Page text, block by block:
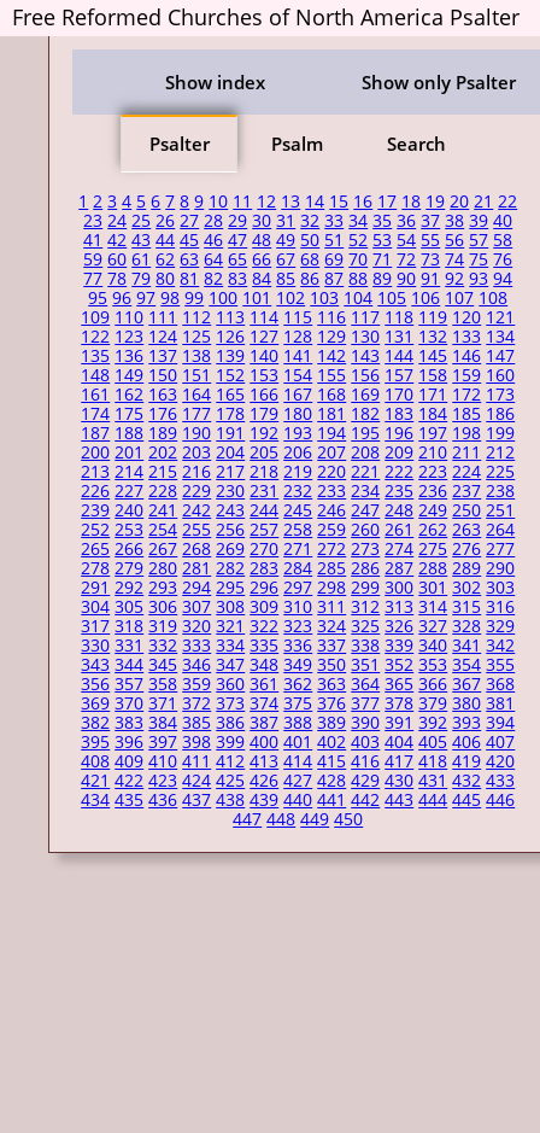
Free Reformed Churches of North America Psalter
Show index Show only Psalter
Psalter Psalm Search
1 2 3 4 5 6 7 8 9 10 11 12 13 14 15 16 17 18 19 20 21 22
23 24 25 26 27 28 29 30 31 32 33 34 35 36 37 38 39 40
41 42 43 44 45 46 47 48 49 50 51 52 53 54 55 56 57 58
59 60 61 62 63 64 65 66 67 68 69 70 71 72 73 74 75 76
77 78 79 80 81 82 83 84 85 86 87 88 89 90 91 92 93 94
95 96 97 98 99 100 101 102 103 104 105 106 107 108
109 110 111 112 113 114 115 116 117 118 119 120 121
122 123 124 125 126 127 128 129 130 131 132 133 134
135 136 137 138 139 140 141 142 143 144 145 146 147
148 149 150 151 152 153 154 155 156 157 158 159 160
161 162 163 164 165 166 167 168 169 170 171 172 173
174 175 176 177 178 179 180 181 182 183 184 185 186
187 188 189 190 191 192 193 194 195 196 197 198 199
200 201 202 203 204 205 206 207 208 209 210 211 212
213 214 215 216 217 218 219 220 221 222 223 224 225
226 227 228 229 230 231 232 233 234 235 236 237 238
239 240 241 242 243 244 245 246 247 248 249 250 251
252 253 254 255 256 257 258 259 260 261 262 263 264
265 266 267 268 269 270 271 272 273 274 275 276 277
278 279 280 281 282 283 284 285 286 287 288 289 290
291 292 293 294 295 296 297 298 299 300 301 302 303
304 305 306 307 308 309 310 311 312 313 314 315 316
317 318 319 320 321 322 323 324 325 326 327 328 329
330 331 332 333 334 335 336 337 338 339 340 341 342
343 344 345 346 347 348 349 350 351 352 353 354 355
356 357 358 359 360 361 362 363 364 365 366 367 368
369 370 371 372 373 374 375 376 377 378 379 380 381
382 383 384 385 386 387 388 389 390 391 392 393 394
395 396 397 398 399 400 401 402 403 404 405 406 407
408 409 410 411 412 413 414 415 416 417 418 419 420
421 422 423 424 425 426 427 428 429 430 431 432 433
434 435 436 437 438 439 440 441 442 443 444 445 446
447 448 449 450